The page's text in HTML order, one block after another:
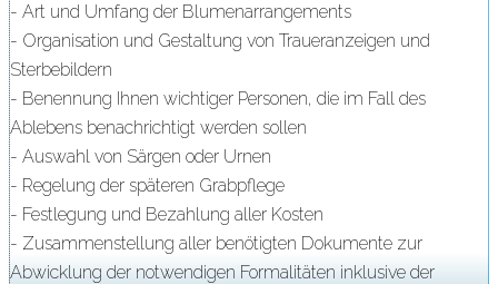
- Art und Umfang der Blumenarrangements
- Organisation und Gestaltung von Traueranzeigen und
Sterbebildern
- Benennung Ihnen wichtiger Personen, die im Fall des
Ablebens benachrichtigt werden sollen
- Auswahl von Särgen oder Urnen
- Regelung der späteren Grabpflege
- Festlegung und Bezahlung aller Kosten
- Zusammenstellung aller benötigten Dokumente zur
Abwicklung der notwendigen Formalitäten inklusive der